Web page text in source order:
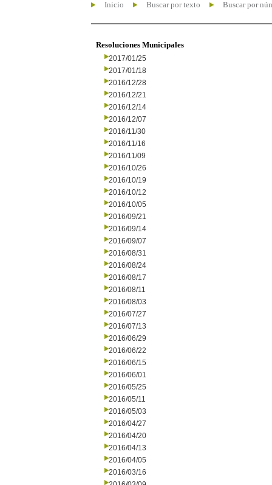
Inicio Buscar por texto Buscar por
Resoluciones Municipales
2017/01/25
2017/01/18
2016/12/28
2016/12/21
2016/12/14
2016/12/07
2016/11/30
2016/11/16
2016/11/09
2016/10/26
2016/10/19
2016/10/12
2016/10/05
2016/09/21
2016/09/14
2016/09/07
2016/08/31
2016/08/24
2016/08/17
2016/08/11
2016/08/03
2016/07/27
2016/07/13
2016/06/29
2016/06/22
2016/06/15
2016/06/01
2016/05/25
2016/05/11
2016/05/03
2016/04/27
2016/04/20
2016/04/13
2016/04/05
2016/03/16